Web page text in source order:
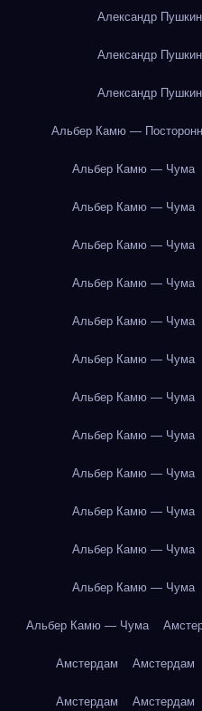
Александр
Александр
Александр
Альбер Камю —
Альбер Камю — Чума
Альбер Камю — Чума
Альбер Камю — Чума
Альбер Камю — Чума
Альбер Камю — Чума
Альбер Камю — Чума
Альбер Камю — Чума
Альбер Камю — Чума
Альбер Камю — Чума
Альбер Камю — Чума
Альбер Камю — Чума
Альбер Камю — Чума
Альбер Камю — Чума
Амстердам Амстердам
Амстердам Амстердам